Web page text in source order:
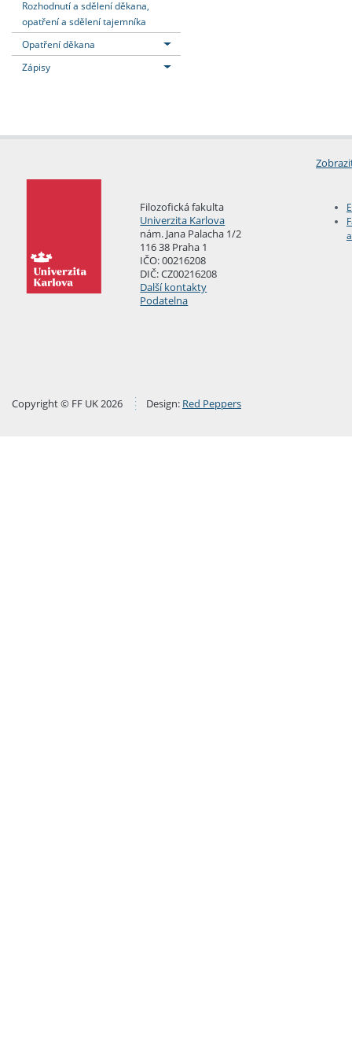
Rozhodnutí a sdělení děkana,
opatření a sdělení tajemníka
Opatření děkana
Zápisy
Filozofická fakulta
Univerzita Karlova
nám. Jana Palacha 1/2
116 38 Praha 1
IČO: 00216208
DIČ: CZ00216208
Další kontakty
Podatelna
Copyright © FF UK 2026 Design: Red Peppers